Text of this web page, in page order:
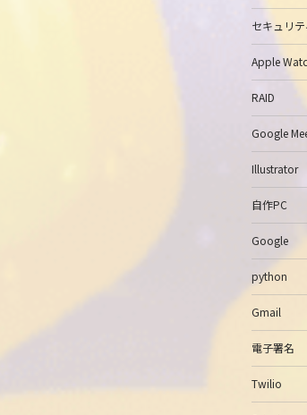
セキュリテ
Apple
RAID
Google
Illustrator
自作PC
Google
python
Gmail
電子署名
Twilio